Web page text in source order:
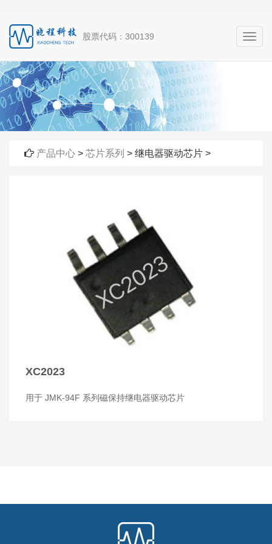
股票代码：300139
产品中心 > 芯片系列 > 继电器驱动芯片 >
XC2023
用于 JMK-94F 系列磁保持继电器驱动芯片